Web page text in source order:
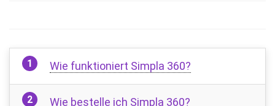
Wie funktioniert Simpla 360?
Wie bestelle ich Simpla 360?